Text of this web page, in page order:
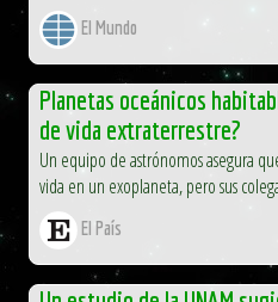
El Mundo
Planetas oceánicos
de vida extraterrestre?
Un equipo de astrónomos asegura
vida en un exoplaneta, pero sus
El País